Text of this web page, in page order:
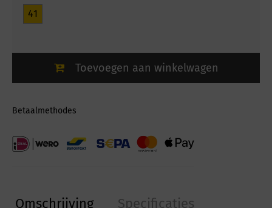
41
Toevoegen aan winkelwagen
Betaalmethodes
Omschrijving Specificaties